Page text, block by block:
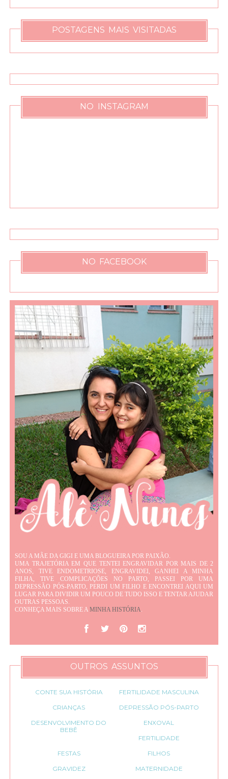
POSTAGENS MAIS VISITADAS
NO INSTAGRAM
NO FACEBOOK
SOU A MÃE DA GIGI E UMA BLOGUEIRA POR PAIXÃO.
UMA TRAJETÓRIA EM QUE TENTEI ENGRAVIDAR POR MAIS DE 2
ANOS, TIVE ENDOMETRIOSE, ENGRAVIDEI, GANHEI A MINHA
FILHA, TIVE COMPLICAÇÕES NO PARTO, PASSEI POR UMA
DEPRESSÃO PÓS-PARTO, PERDI UM FILHO E ENCONTREI AQUI UM
LUGAR PARA DIVIDIR UM POUCO DE TUDO ISSO E TENTAR AJUDAR
OUTRAS PESSOAS.
CONHEÇA MAIS SOBRE AMINHA HISTÓRIA.
OUTROS ASSUNTOS
CONTE SUA HISTÓRIA
FERTILIDADE MASCULINA
CRIANÇAS
DEPRESSÃO PÓS-PARTO
DESENVOLVIMENTO DO
BEBÊ
ENXOVAL
FERTILIDADE
FESTAS
FILHOS
GRAVIDEZ
MATERNIDADE